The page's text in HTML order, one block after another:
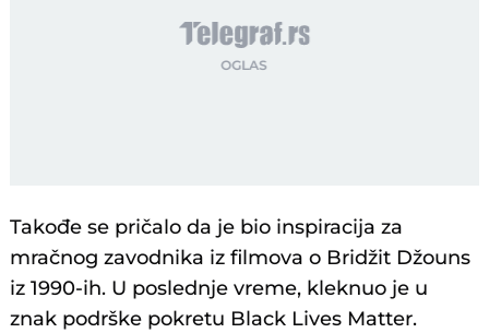
Takođe se pričalo da je bio inspiracija za
mračnog zavodnika iz filmova o Bridžit Džouns
iz 1990-ih. U poslednje vreme, kleknuo je u
znak podrške pokretu Black Lives Matter.